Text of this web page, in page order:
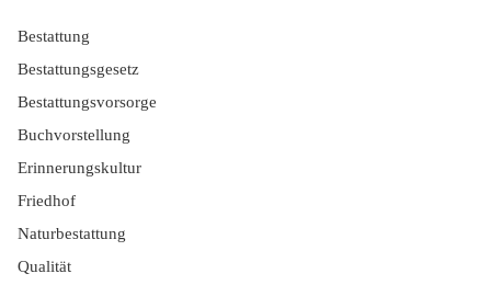
Bestattung
Bestattungsgesetz
Bestattungsvorsorge
Buchvorstellung
Erinnerungskultur
Friedhof
Naturbestattung
Qualität